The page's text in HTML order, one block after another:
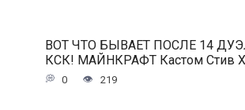
ВОТ ЧТО БЫВАЕТ ПОСЛЕ 14
КСК! МАЙНКРАФТ Кастом Стив
0 219